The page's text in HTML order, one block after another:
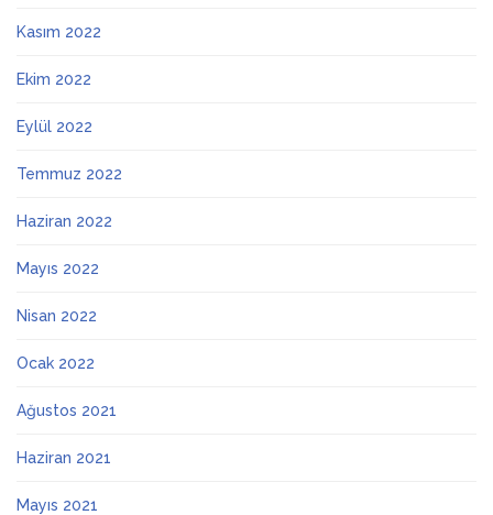
Kasım 2022
Ekim 2022
Eylül 2022
Temmuz 2022
Haziran 2022
Mayıs 2022
Nisan 2022
Ocak 2022
Ağustos 2021
Haziran 2021
Mayıs 2021